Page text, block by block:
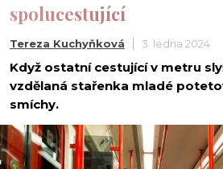
spolucestující
Tereza Kuchyňková 3. ledna 2024
Když ostatní cestující v metru
vzdělaná stařenka mladé
smíchy.